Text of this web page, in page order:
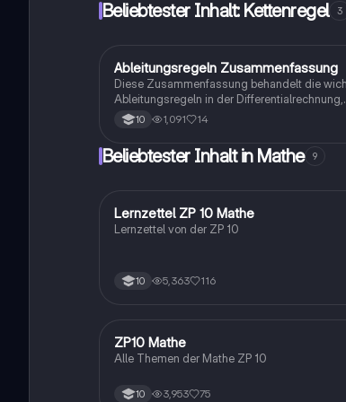
Beliebtester Inhalt: Kettenregel 3
Mathe
Ableitungsregeln Zusammenfassung
Diese Zusammenfassung behandelt die
Ableitungsregeln in der Differentialrechnung,
einschließlich der Kettenregel, Produktregel
Ableitungen. Erfahren Sie, wie man
und Logarithmusfunktionen sowie
Verständnis der Differentiation vertiefen
10 1,091 14
Beliebtester Inhalt in Mathe 9
Mathe
Lernzettel ZP 10 Mathe
Lernzettel von der ZP 10
10 5,363 116
Mathe
ZP10 Mathe
Alle Themen der Mathe ZP 10
10 3,953 75